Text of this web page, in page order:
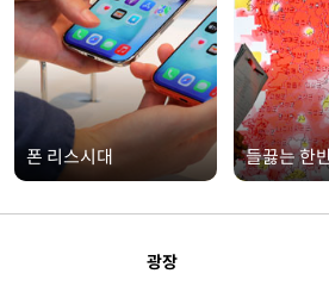
폰 리스시대 들끓는 한
광장